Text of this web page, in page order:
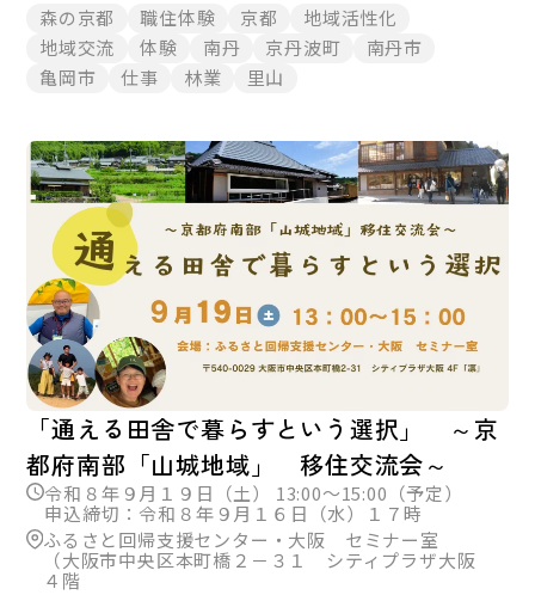
森の京都
職住体験 京都
地域活性化
地域交流
体験 南丹 京丹波町
南丹市
亀岡市
仕事 林業 里山
「通える田舎で暮らすという選択」 ～京
都府南部「山城地域」 移住交流会～
令和８年９月１９日（土） 13:00～15:00（予定）
申込締切：令和８年９月１６日（水）１７時
ふるさと回帰支援センター・大阪 セミナー室
（大阪市中央区本町橋２－３１ シティプラザ大阪
４階